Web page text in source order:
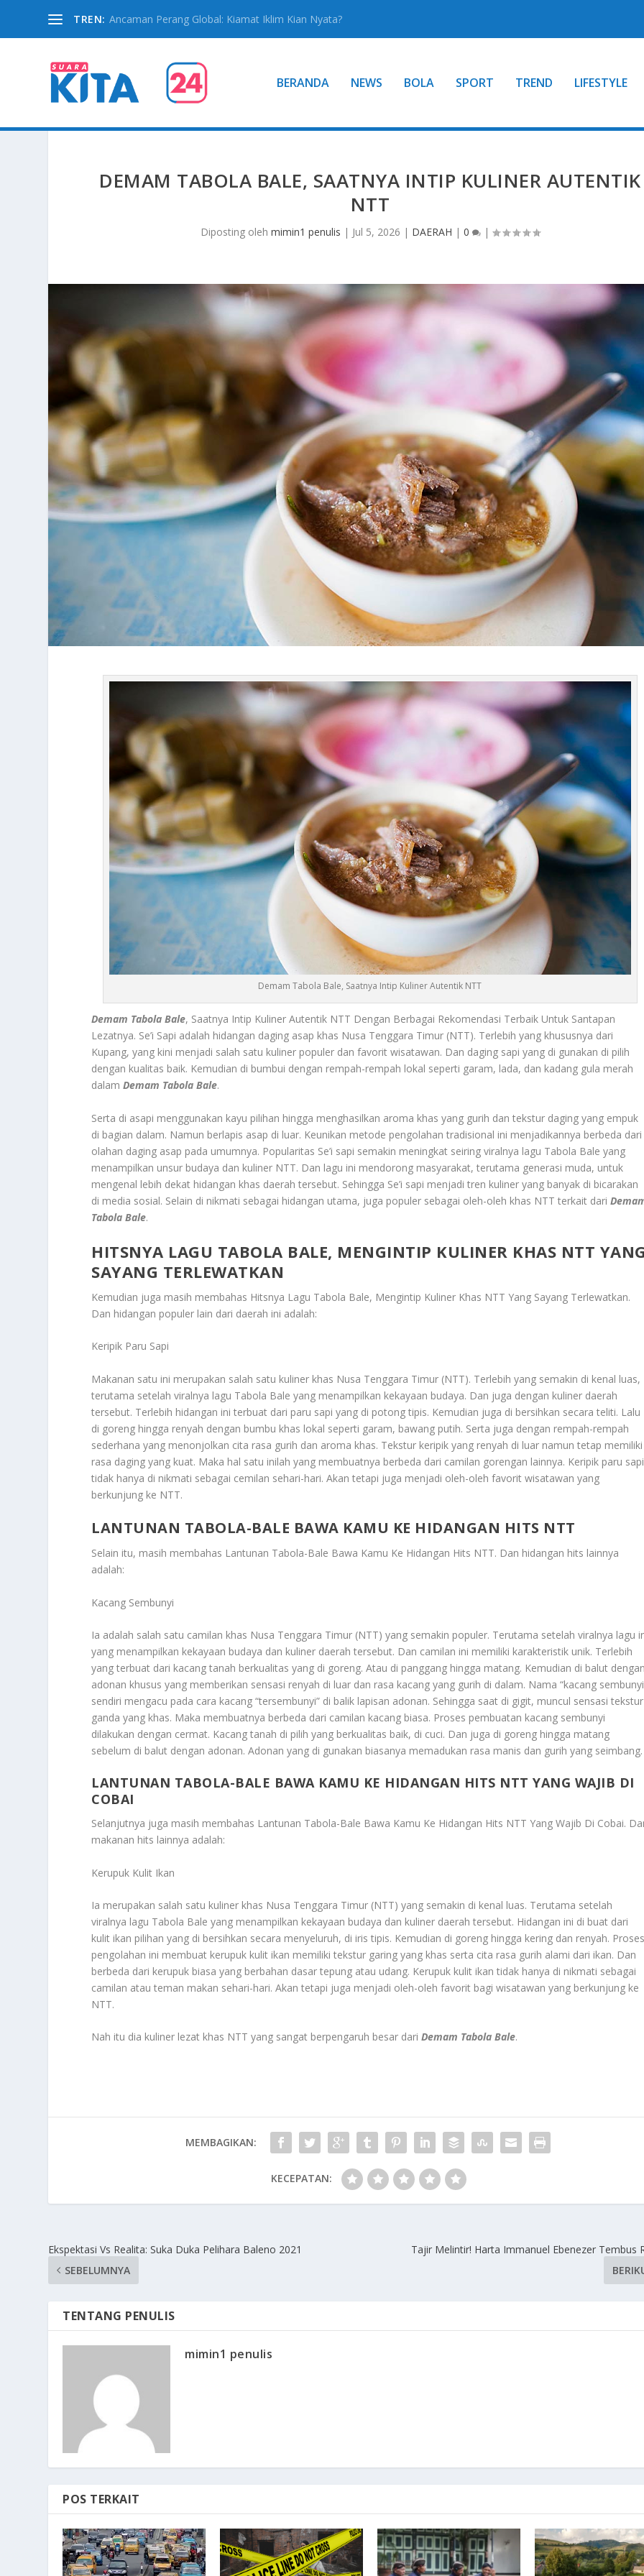
TREN: Ancaman Perang Global: Kiamat Iklim Kian Nyata?
BERANDA NEWS BOLA SPORT TREND LIFESTYLE
DEMAM TABOLA BALE, SAATNYA INTIP KULINER AUTENTIK
NTT
Diposting oleh mimin1 penulis | Jul 5, 2026 | DAERAH | 0 |
Demam Tabola Bale, Saatnya Intip Kuliner Autentik NTT
Demam Tabola Bale, Saatnya Intip Kuliner Autentik NTT Dengan Berbagai Rekomendasi Terbaik Untuk Santapan
Lezatnya. Se’i Sapi adalah hidangan daging asap khas Nusa Tenggara Timur (NTT). Terlebih yang khususnya dari
Kupang, yang kini menjadi salah satu kuliner populer dan favorit wisatawan. Dan daging sapi yang di gunakan di pilih
dengan kualitas baik. Kemudian di bumbui dengan rempah-rempah lokal seperti garam, lada, dan kadang gula merah
dalamDemam Tabola Bale.
Serta di asapi menggunakan kayu pilihan hingga menghasilkan aroma khas yang gurih dan tekstur daging yang empuk
di bagian dalam. Namun berlapis asap di luar. Keunikan metode pengolahan tradisional ini menjadikannya berbeda dari
olahan daging asap pada umumnya. Popularitas Se’i sapi semakin meningkat seiring viralnya lagu Tabola Bale yang
menampilkan unsur budaya dan kuliner NTT. Dan lagu ini mendorong masyarakat, terutama generasi muda, untuk
mengenal lebih dekat hidangan khas daerah tersebut. Sehingga Se’i sapi menjadi tren kuliner yang banyak di bicarakan
di media sosial. Selain di nikmati sebagai hidangan utama, juga populer sebagai oleh-oleh khas NTT terkait dari
Tabola Bale.
HITSNYA LAGU TABOLA BALE, MENGINTIP KULINER KHAS NTT YANG
SAYANG TERLEWATKAN
Kemudian juga masih membahas Hitsnya Lagu Tabola Bale, Mengintip Kuliner Khas NTT Yang Sayang Terlewatkan.
Dan hidangan populer lain dari daerah ini adalah:
Keripik Paru Sapi
Makanan satu ini merupakan salah satu kuliner khas Nusa Tenggara Timur (NTT). Terlebih yang semakin di kenal luas,
terutama setelah viralnya lagu Tabola Bale yang menampilkan kekayaan budaya. Dan juga dengan kuliner daerah
tersebut. Terlebih hidangan ini terbuat dari paru sapi yang di potong tipis. Kemudian juga di bersihkan secara teliti. Lalu
di goreng hingga renyah dengan bumbu khas lokal seperti garam, bawang putih. Serta juga dengan rempah-rempah
sederhana yang menonjolkan cita rasa gurih dan aroma khas. Tekstur keripik yang renyah di luar namun tetap memiliki
rasa daging yang kuat. Maka hal satu inilah yang membuatnya berbeda dari camilan gorengan lainnya. Keripik paru sapi
tidak hanya di nikmati sebagai cemilan sehari-hari. Akan tetapi juga menjadi oleh-oleh favorit wisatawan yang
berkunjung ke NTT.
LANTUNAN TABOLA-BALE BAWA KAMU KE HIDANGAN HITS NTT
Selain itu, masih membahas Lantunan Tabola-Bale Bawa Kamu Ke Hidangan Hits NTT. Dan hidangan hits lainnya
adalah:
Kacang Sembunyi
Ia adalah salah satu camilan khas Nusa Tenggara Timur (NTT) yang semakin populer. Terutama setelah viralnya lagu
yang menampilkan kekayaan budaya dan kuliner daerah tersebut. Dan camilan ini memiliki karakteristik unik. Terlebih
yang terbuat dari kacang tanah berkualitas yang di goreng. Atau di panggang hingga matang. Kemudian di balut dengan
adonan khusus yang memberikan sensasi renyah di luar dan rasa kacang yang gurih di dalam. Nama “kacang
sendiri mengacu pada cara kacang “tersembunyi” di balik lapisan adonan. Sehingga saat di gigit, muncul sensasi tekstur
ganda yang khas. Maka membuatnya berbeda dari camilan kacang biasa. Proses pembuatan kacang sembunyi
dilakukan dengan cermat. Kacang tanah di pilih yang berkualitas baik, di cuci. Dan juga di goreng hingga matang
sebelum di balut dengan adonan. Adonan yang di gunakan biasanya memadukan rasa manis dan gurih yang seimbang.
LANTUNAN TABOLA-BALE BAWA KAMU KE HIDANGAN HITS NTT YANG WAJIB DI
COBAI
Selanjutnya juga masih membahas Lantunan Tabola-Bale Bawa Kamu Ke Hidangan Hits NTT Yang Wajib Di Cobai.
makanan hits lainnya adalah:
Kerupuk Kulit Ikan
Ia merupakan salah satu kuliner khas Nusa Tenggara Timur (NTT) yang semakin di kenal luas. Terutama setelah
viralnya lagu Tabola Bale yang menampilkan kekayaan budaya dan kuliner daerah tersebut. Hidangan ini di buat dari
kulit ikan pilihan yang di bersihkan secara menyeluruh, di iris tipis. Kemudian di goreng hingga kering dan renyah. Proses
pengolahan ini membuat kerupuk kulit ikan memiliki tekstur garing yang khas serta cita rasa gurih alami dari ikan. Dan
berbeda dari kerupuk biasa yang berbahan dasar tepung atau udang. Kerupuk kulit ikan tidak hanya di nikmati sebagai
camilan atau teman makan sehari-hari. Akan tetapi juga menjadi oleh-oleh favorit bagi wisatawan yang berkunjung ke
NTT.
Nah itu dia kuliner lezat khas NTT yang sangat berpengaruh besar dariDemam Tabola Bale.
MEMBAGIKAN:
KECEPATAN:
Ekspektasi Vs Realita: Suka Duka Pelihara Baleno 2021
SEBELUMNYA
Tajir Melintir! Harta Immanuel Ebenezer Tembus
TENTANG PENULIS
mimin1 penulis
POS TERKAIT